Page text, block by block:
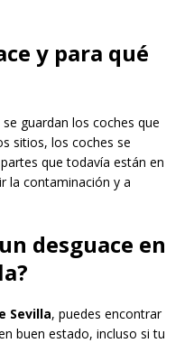
y para qué
guardan los coches que
sitios, los coches se
que todavía están en
la contaminación y a
desguace en
Sevilla, puedes encontrar
buen estado, incluso si tu